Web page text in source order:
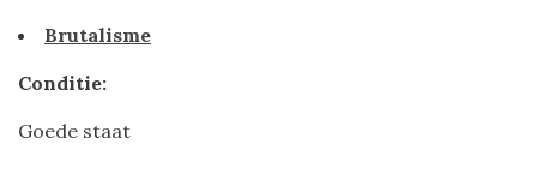
Brutalisme
Conditie:
Goede staat